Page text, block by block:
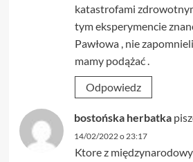
katastrofami
tym eksperymencie
Pawłowa , nie
mamy podążać .
Odpowiedz
bostońska herbatka
14/02/2022 o 23:17
Ktore z